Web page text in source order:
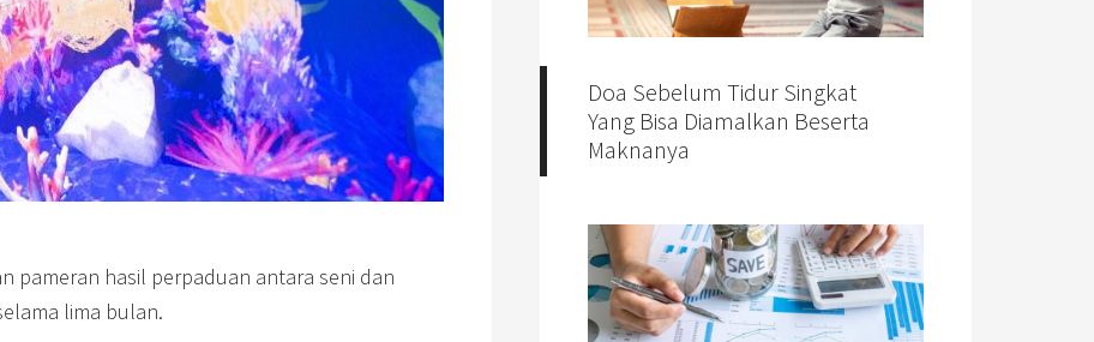
pameran hasil perpaduan antara seni dan
lima bulan.
Doa Sebelum Tidur Singkat
Yang Bisa Diamalkan Beserta
Maknanya